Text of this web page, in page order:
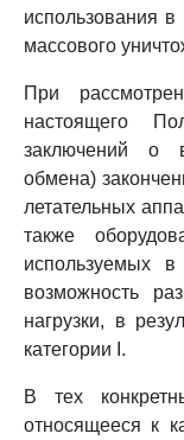
использования в
массового
При
настоящего
заключений о
обмена)
летательных
также
используемых в
возможность
нагрузки, в
категории I.
В тех
относящееся к